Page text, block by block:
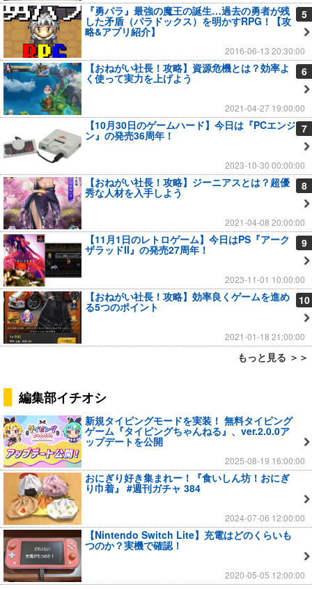
5
『勇パラ』最強の魔王の誕生…過去の勇者が残
した矛盾（パラドックス）を明かすRPG！【攻
略&アプリ紹介】
2016-06-13 20:30:00
6
【おねがい社長！攻略】資源危機とは？効率よ
く使って実力を上げよう
2021-04-27 19:00:00
7
【10月30日のゲームハード】今日は『PCエンジ
ン』の発売36周年！
2023-10-30 00:00:00
8
【おねがい社長！攻略】ジーニアスとは？超優
秀な人材を入手しよう
2021-04-08 20:00:00
9
【11月1日のレトロゲーム】今日はPS『アーク
ザラッドII』の発売27周年！
2023-11-01 10:00:00
10
【おねがい社長！攻略】効率良くゲームを進め
る5つのポイント
2021-01-18 21:00:00
もっと見る ＞＞
編集部イチオシ
新規タイピングモードを実装！ 無料タイピング
ゲーム『タイピングちゃんねる』、ver.2.0.0ア
ップデートを公開
2025-08-19 16:00:00
おにぎり好き集まれー！『食いしん坊！おにぎ
り巾着』 #週刊ガチャ 384
2024-07-06 12:00:00
【Nintendo Switch Lite】充電はどのくらいも
つのか？実機で確認！
2020-05-05 12:00:00